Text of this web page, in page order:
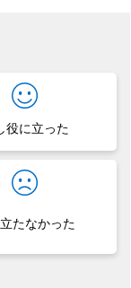
役に立った
たなかった